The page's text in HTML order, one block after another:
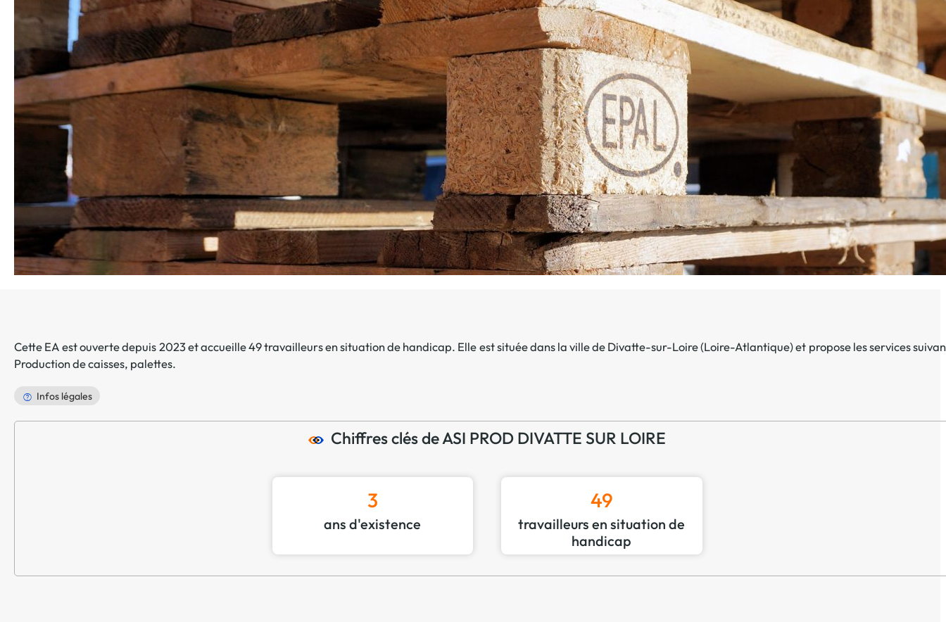
La promotion de vos engagements en matière d'achats inclusifs
Cultiver son réseau
Le Club Partenaires
Je communique
Votre visibilité on-line clé en main
Vos kits de communication personnalisés
Je vends
Votre boîte à outils « accélérez votre croissance »
J'améliore mes pratiques
Vos formations 100% opérationnelles, dédiées au développement commercial
Votre centre de ressources et vos services de networking
Je restructure ou je développe de nouvelles activités
Vos services enrichis
Cette EA est ouverte depuis 2023 et accueille 49 travailleurs en situation de handicap. Elle est située dans la ville deDivatte-sur-Loire(Loire-Atlantique) et propose les services
Production de caisses, palettes.
Infos légales
Chiffres clés de ASI PROD DIVATTE SUR LOIRE
3
ans d'existence
49
travailleurs en situation de
handicap